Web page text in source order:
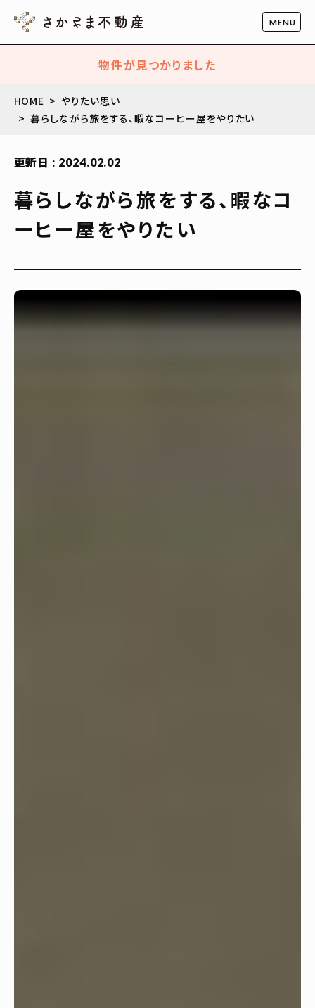
物件が見つかりました
HOME
やりたい思い
暮らしながら旅をする、暇なコーヒー屋をやりたい
更新日 : 2024.02.02
暮らしながら旅をする、暇なコ
ーヒー屋をやりたい